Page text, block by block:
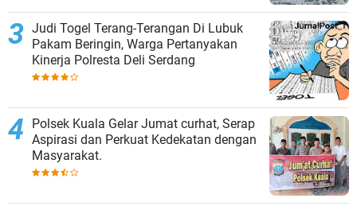
Judi Togel Terang-Terangan Di Lubuk
Pakam Beringin, Warga Pertanyakan
Kinerja Polresta Deli Serdang
Polsek Kuala Gelar Jumat curhat, Serap
Aspirasi dan Perkuat Kedekatan dengan
Masyarakat.